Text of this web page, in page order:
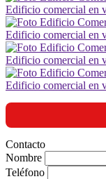
Contacto
Nombre
Teléfono